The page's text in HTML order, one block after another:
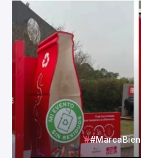
#MarcaBien